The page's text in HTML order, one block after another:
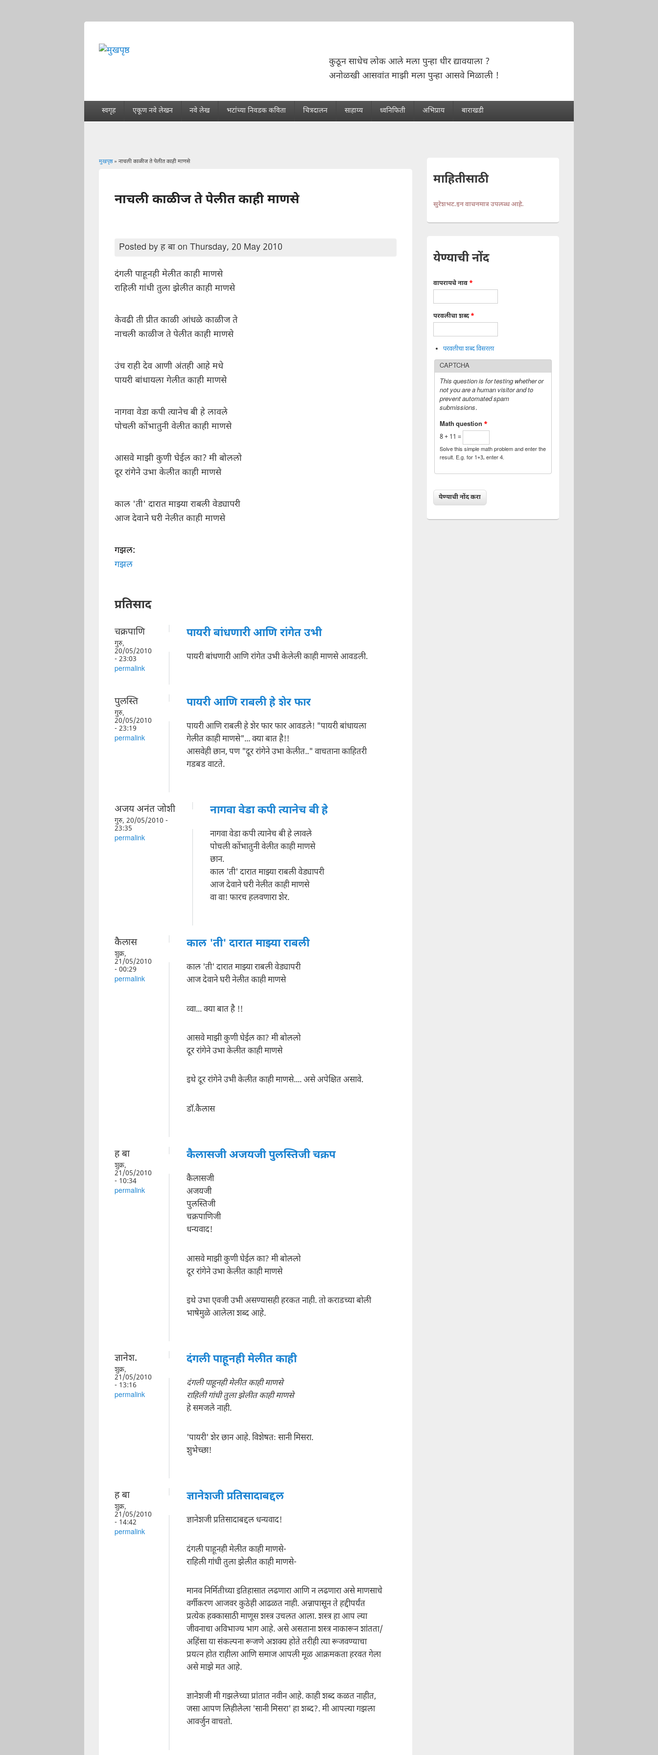
कुठून साधेच लोक आले मला पुन्हा धीर द्यावयाला ?
अनोळखी आसवांत माझी मला पुन्हा आसवे मिळाली !
स्वगृह एकूण नवे लेखन नवे लेख भटांच्या निवडक कविता चित्रदालन साहाय्य ध्वनिफिती अभिप्राय बाराखडी
मुखपृष्ठ» नाचली काळीज ते पेलीत काही माणसे
नाचली काळीज ते पेलीत काही माणसे
Posted by ह बा on Thursday, 20 May 2010
दंगली पाहूनही मेलीत काही माणसे
राहिली गांधी तुला झेलीत काही माणसे
केवढी ती प्रीत काळी आंधळे काळीज ते
नाचली काळीज ते पेलीत काही माणसे
उंच राही देव आणी अंतही आहे मधे
पायरी बांधायला गेलीत काही माणसे
नागवा वेडा कपी त्यानेच बी हे लावले
पोचली कोंभातुनी वेलीत काही माणसे
आसवे माझी कुणी घेईल का? मी बोललो
दूर रांगेने उभा केलीत काही माणसे
काल 'ती' दारात माझ्या राबली वेड्यापरी
आज देवाने घरी नेलीत काही माणसे
गझल:
गझल
प्रतिसाद
चक्रपाणि
गुरु,
20/05/2010
- 23:03
permalink
पायरी बांधणारी आणि रांगेत उभी
पायरी बांधणारी आणि रांगेत उभी केलेली काही माणसे आवडली.
पुलस्ति
गुरु,
20/05/2010
- 23:19
permalink
पायरी आणि राबली हे शेर फार
पायरी आणि राबली हे शेर फार फार आवडले! "पायरी बांधायला
गेलीत काही माणसे"... क्या बात है!!
आसवेही छान, पण "दूर रांगेने उभा केलीत.." वाचताना काहितरी
गडबड वाटते.
अजय अनंत जोशी
गुरु, 20/05/2010 -
23:35
permalink
नागवा वेडा कपी त्यानेच बी हे
नागवा वेडा कपी त्यानेच बी हे लावले
पोचली कोंभातुनी वेलीत काही माणसे
छान.
काल 'ती' दारात माझ्या राबली वेड्यापरी
आज देवाने घरी नेलीत काही माणसे
वा वा! फारच हलवणारा शेर.
कैलास
शुक्र,
21/05/2010
- 00:29
permalink
काल 'ती' दारात माझ्या राबली
काल 'ती' दारात माझ्या राबली वेड्यापरी
आज देवाने घरी नेलीत काही माणसे
व्वा... क्या बात है !!
आसवे माझी कुणी घेईल का? मी बोललो
दूर रांगेने उभा केलीत काही माणसे
इथे दूर रांगेने उभी केलीत काही माणसे.... असे अपेक्षित असावे.
डॉ.कैलास
ह बा
शुक्र,
21/05/2010
- 10:34
permalink
कैलासजी अजयजी पुलस्तिजी चक्रप
कैलासजी
अजयजी
पुलस्तिजी
चक्रपाणिजी
धन्यवाद!
आसवे माझी कुणी घेईल का? मी बोललो
दूर रांगेने उभा केलीत काही माणसे
इथे उभा एवजी उभी असण्यासही हरकत नाही. तो कराडच्या बोली
भाषेमुळे आलेला शब्द आहे.
ज्ञानेश.
शुक्र,
21/05/2010
- 13:16
permalink
दंगली पाहूनही मेलीत काही
दंगली पाहूनही मेलीत काही माणसे
राहिली गांधी तुला झेलीत काही माणसे
हे समजले नाही.
'पायरी' शेर छान आहे. विशेषतः सानी मिसरा.
शुभेच्छा!
ह बा
शुक्र,
21/05/2010
- 14:42
permalink
ज्ञानेशजी प्रतिसादाबद्दल
ज्ञानेशजी प्रतिसादाबद्दल धन्यवाद!
दंगली पाहूनही मेलीत काही माणसे-
राहिली गांधी तुला झेलीत काही माणसे-
मानव निर्मितीच्या इतिहासात लढणारा आणि न लढणारा असे माणसाचे
वर्गीकरण आजवर कुठेही आढळत नाही. अन्नापासून ते हद्दीपर्यंत
प्रत्येक हक्कासाठी माणूस शस्त्र उचलत आला. शस्त्र हा आप ल्या
जीवनाचा अविभाज्य भाग आहे. असे असताना शस्त्र नाकारून शांतता/
अहिंसा या संकल्पना रूजणे अशक्य होते तरीही त्या रूजवण्याचा
प्रयत्न होत राहीला आणि समाज आपली मूळ आक्रमकता हरवत गेला
असे माझे मत आहे.
ज्ञानेशजी मी गझलेच्या प्रांतात नवीन आहे. काही शब्द कळत नाहीत,
जसा आपण लिहीलेला 'सानी मिसरा' हा शब्द?. मी आपल्या गझला
आवर्जुन वाचतो.
माहितीसाठी
सुरेशभट.इन वाचनमात्र उपलब्ध आहे.
येण्याची नोंद
वापरायचे नाव *
परवलीचा शब्द*
परवलीचा शब्द विसरला
CAPTCHA
This question is for testing whether or
not you are a human visitor and to
prevent automated spam
submissions.
Math question *
8 + 11 =
Solve this simple math problem and enter the
result. E.g. for 1+3, enter 4.